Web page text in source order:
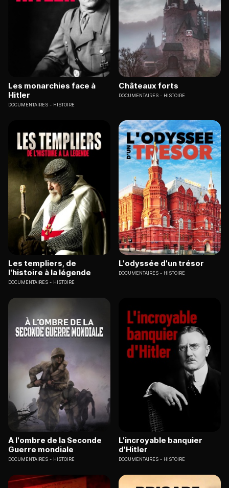
Les monarchies face à
Hitler
DOCUMENTAIRES HISTOIRE
Châteaux forts
DOCUMENTAIRES HISTOIRE
Les templiers, de
l'histoire à la légende
DOCUMENTAIRES HISTOIRE
L'odyssée d'un trésor
DOCUMENTAIRES HISTOIRE
A l'ombre de la Seconde
Guerre mondiale
DOCUMENTAIRES HISTOIRE
L'incroyable banquier
d'Hitler
DOCUMENTAIRES HISTOIRE